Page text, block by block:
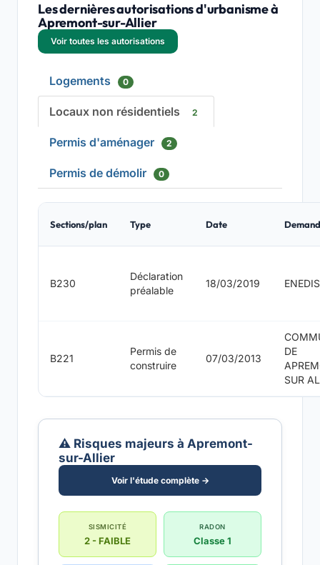
Les dernières autorisations d'urbanisme à
Apremont-sur-Allier
Voir toutes les autorisations
Logements 0
Locaux non résidentiels 2
Permis d'aménager 2
Permis de démolir 0
Sections/plan Type Date
B230
Déclaration
préalable
18/03/2019 ENEDIS
B221
Permis de
construire
07/03/2013
DE
SUR
⚠️ Risques majeurs à Apremont-
sur-Allier
Voir l'étude complète →
SISMICITÉ
2 - FAIBLE
RADON
Classe 1